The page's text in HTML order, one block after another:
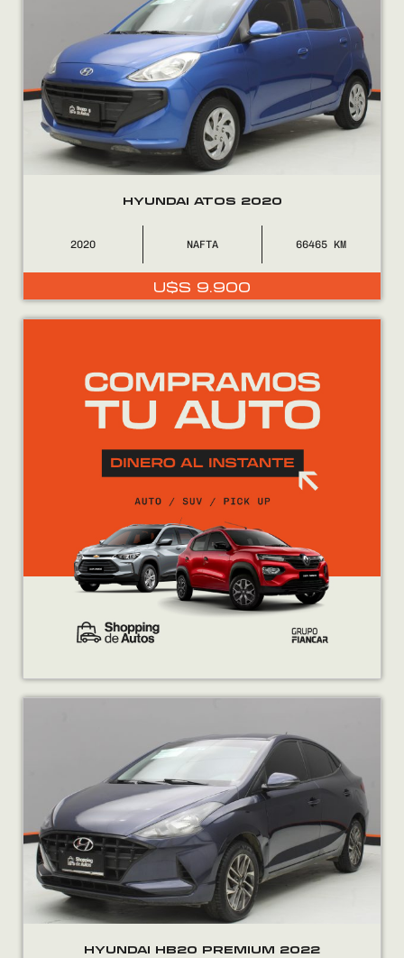
HYUNDAI ATOS 2020
2020 NAFTA 66465
U$S 9.900
HYUNDAI HB20 PREMIUM 2022